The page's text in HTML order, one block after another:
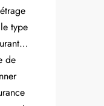
type
de